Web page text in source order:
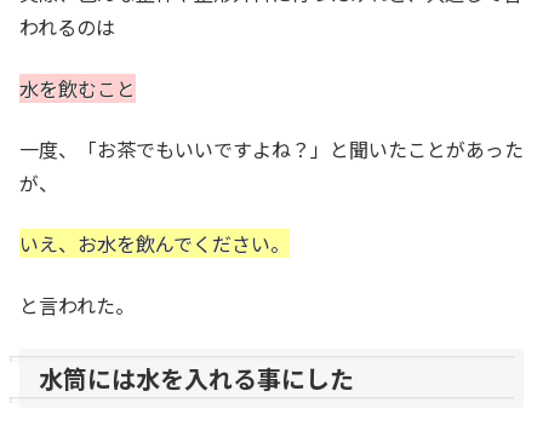
われるのは
水を飲むこと
一度、「お茶でもいいですよね？」と聞いたことがあった
が、
いえ、お水を飲んでください。
と言われた。
水筒には水を入れる事にした